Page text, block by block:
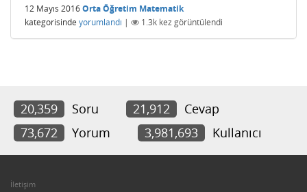
12 Mayıs 2016Orta Öğretim Matematik
kategorisinde yorumlandı | 1.3k kez görüntülendi
20,359 Soru 21,912
Cevap
73,672
Yorum 3,981,693 Kullanıcı
İletişim